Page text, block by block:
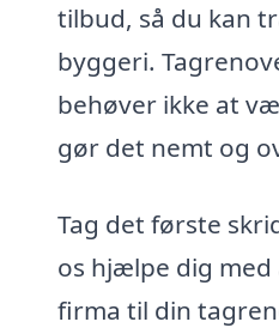
tilbud, så du kan
byggeri.
behøver ikke at
gør det nemt og
Tag det første
os hjælpe dig
firma til din